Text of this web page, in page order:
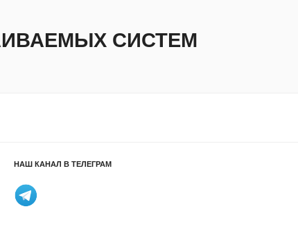
СИСТЕМ
НАШ КАНАЛ В ТЕЛЕГРАМ